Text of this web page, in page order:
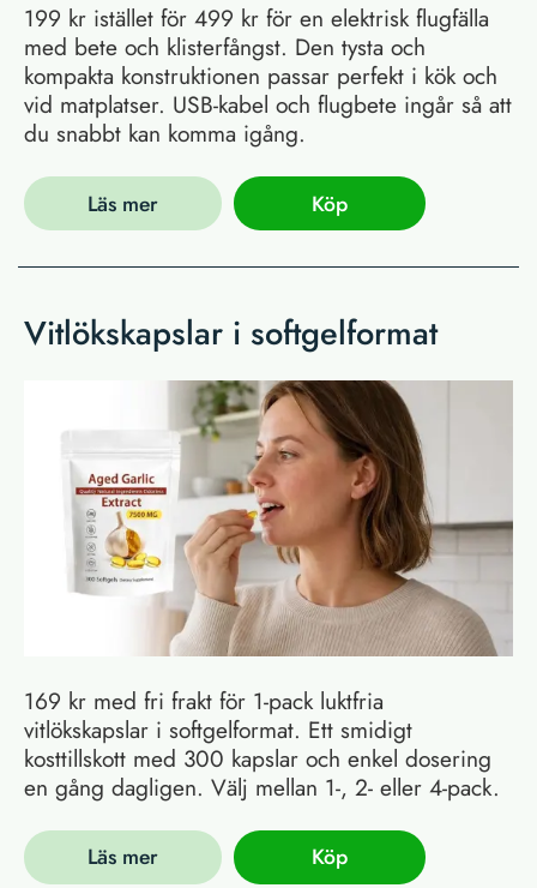
199 kr istället för 499 kr för en elektrisk flugfälla
med bete och klisterfångst. Den tysta och
kompakta konstruktionen passar perfekt i kök och
vid matplatser. USB-kabel och flugbete ingår så att
du snabbt kan komma igång.
Läs mer Köp
Vitlökskapslar i softgelformat
169 kr med fri frakt för 1-pack luktfria
vitlökskapslar i softgelformat. Ett smidigt
kosttillskott med 300 kapslar och enkel dosering
en gång dagligen. Välj mellan 1-, 2- eller 4-pack.
Läs mer Köp